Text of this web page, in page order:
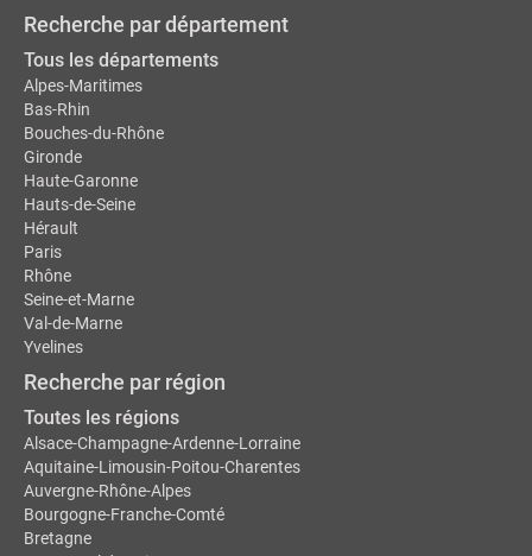
Recherche par département
Tous les départements
Alpes-Maritimes
Bas-Rhin
Bouches-du-Rhône
Gironde
Haute-Garonne
Hauts-de-Seine
Hérault
Paris
Rhône
Seine-et-Marne
Val-de-Marne
Yvelines
Recherche par région
Toutes les régions
Alsace-Champagne-Ardenne-Lorraine
Aquitaine-Limousin-Poitou-Charentes
Auvergne-Rhône-Alpes
Bourgogne-Franche-Comté
Bretagne